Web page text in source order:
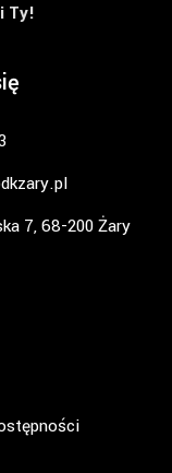
Ty!
7, 68-200 Żary